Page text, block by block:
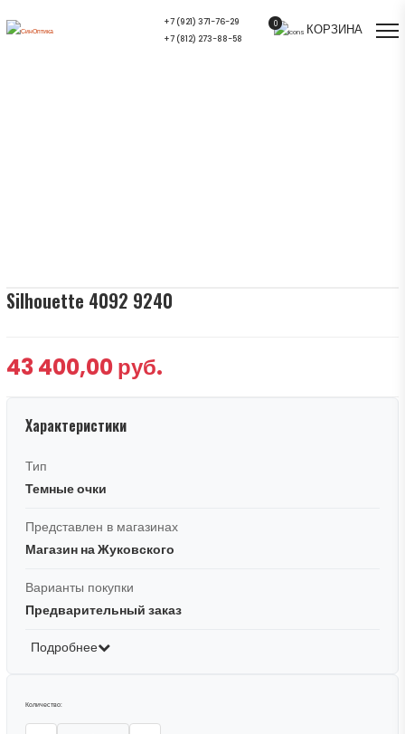
+7 (921) 371-76-29
+7 (812) 273-88-58
0 КОРЗИНА
Silhouette 4092 9240
43 400,00 руб.
Характеристики
Тип
Темные очки
Представлен в магазинах
Магазин на Жуковского
Варианты покупки
Предварительный заказ
Подробнее
Количество: